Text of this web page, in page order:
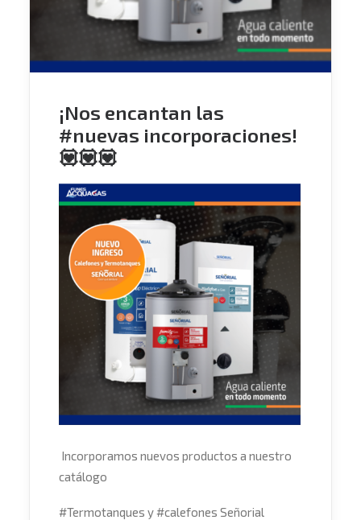
¡Nos encantan las
#nuevas incorporaciones!
💟💟💟
Incorporamos nuevos productos a nuestro
catálogo
#Termotanques y#calefones Señorial